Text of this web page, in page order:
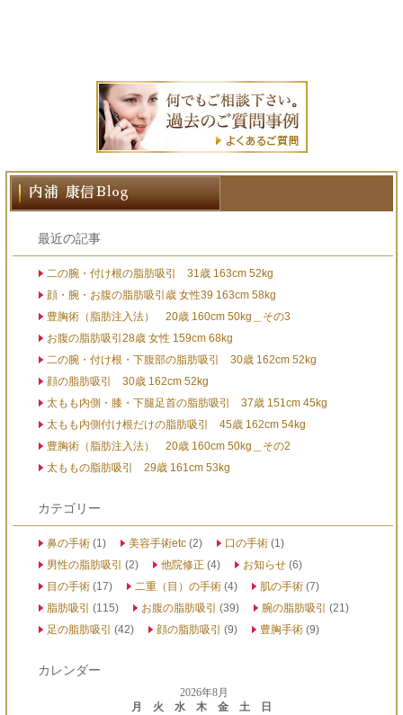
最近の記事
二の腕・付け根の脂肪吸引 31歳 163cm 52kg
顔・腕・お腹の脂肪吸引歳 女性39 163cm 58kg
豊胸術（脂肪注入法） 20歳 160cm 50kg＿その3
お腹の脂肪吸引28歳 女性 159cm 68kg
二の腕・付け根・下腹部の脂肪吸引 30歳 162cm 52kg
顔の脂肪吸引 30歳 162cm 52kg
太もも内側・膝・下腿足首の脂肪吸引 37歳 151cm 45kg
太もも内側付け根だけの脂肪吸引 45歳 162cm 54kg
豊胸術（脂肪注入法） 20歳 160cm 50kg＿その2
太ももの脂肪吸引 29歳 161cm 53kg
カテゴリー
鼻の手術 (1) 美容手術etc (2) 口の手術 (1)
男性の脂肪吸引
(2) 他院修正 (4) お知らせ (6)
目の手術 (17) 二重（目）の手術 (4) 肌の手術 (7)
脂肪吸引
(115) お腹の脂肪吸引 (39) 腕の脂肪吸引
(21)
足の脂肪吸引
(42) 顔の脂肪吸引 (9) 豊胸手術 (9)
カレンダー
2026年8月
月
火 水 木 金 土 日